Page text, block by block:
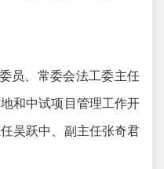
、常委会法工委主任
和中试项目管理工作开
吴跃中、副主任张奇君